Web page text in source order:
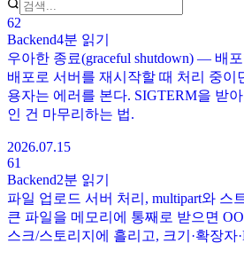
62
Backend4분 읽기
우아한 종료(graceful shutdown) — 배
배포로 서버를 재시작할 때 처리 중이
용자는 에러를 본다. SIGTERM을 받
인 건 마무리하는 법.
2026.07.15
61
Backend2분 읽기
파일 업로드 서버 처리, multipart와 스
큰 파일을 메모리에 통째로 받으면
스크/스토리지에 흘리고, 크기·확장자